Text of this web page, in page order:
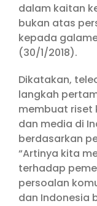
dalam kaitan
bukan atas
kepada
(30/1/2018).
Dikatakan,
langkah
membuat riset
dan media di
berdasarkan
“Artinya kita
terhadap
persoalan
dan Indonesia